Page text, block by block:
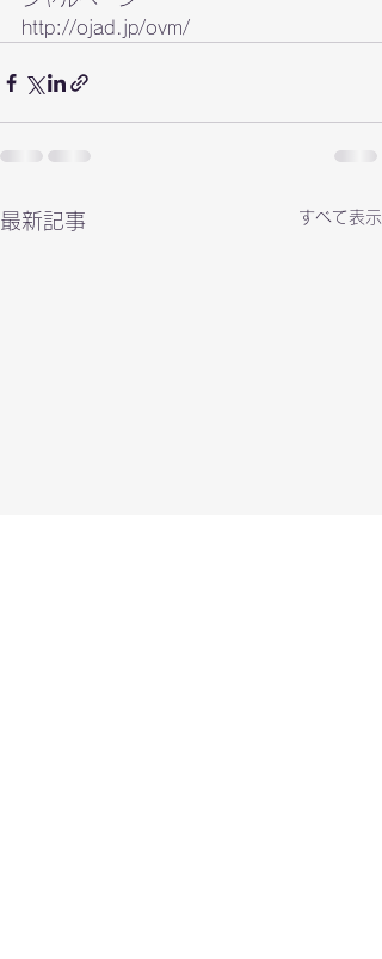
http://ojad.jp/ovm/
最新記事 すべて表示